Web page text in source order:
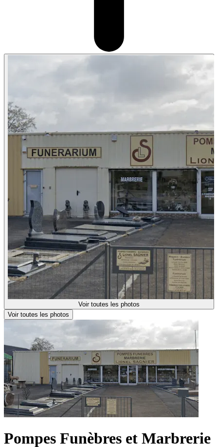
Voir toutes les photos
Voir toutes les photos
Pompes Funèbres et Marbrerie